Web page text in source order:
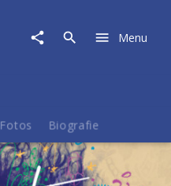
Menu
Fotos Biografie